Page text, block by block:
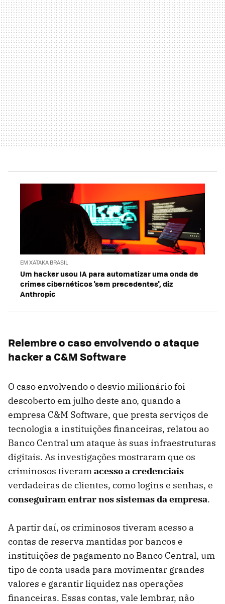
EM XATAKA BRASIL
Um hacker usou IA para automatizar uma onda de
crimes cibernéticos 'sem precedentes', diz
Anthropic
Relembre o caso envolvendo o ataque
hacker a C&M Software
O caso envolvendo o desvio milionário foi
descoberto em julho deste ano, quando a
empresa C&M Software, que presta serviços de
tecnologia a instituições financeiras, relatou ao
Banco Central um ataque às suas infraestruturas
digitais. As investigações mostraram que os
criminosos tiveramacesso a credenciais
verdadeiras de clientes, como logins e senhas, e
conseguiram entrar nos sistemas da empresa.
A partir daí, os criminosos tiveram acesso a
contas de reserva mantidas por bancos e
instituições de pagamento no Banco Central, um
tipo de conta usada para movimentar grandes
valores e garantir liquidez nas operações
financeiras. Essas contas, vale lembrar, não